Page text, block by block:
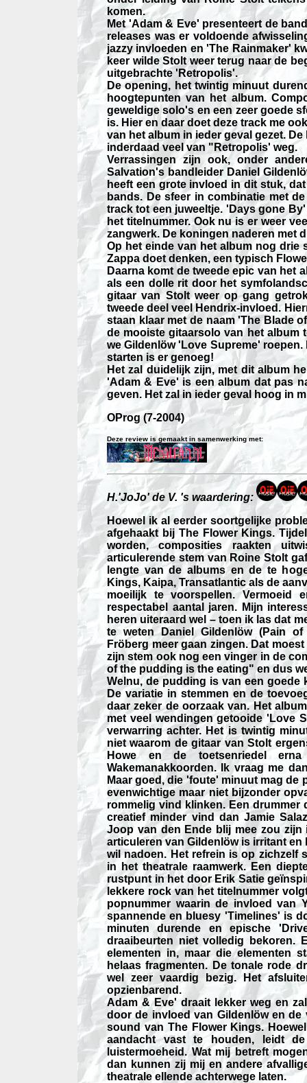
komen.
Met 'Adam & Eve' presenteert de
releases was er voldoende
jazzy invloeden en 'The Rainmaker'
keer wilde Stolt weer terug naar de
uitgebrachte 'Retropolis'.
De opening, het twintig minuut
hoogtepunten van het album.
geweldige solo's en een zeer goede
is. Hier en daar doet deze track me
van het album in ieder geval gezet.
inderdaad veel van "Retropolis' weg.
Verrassingen zijn ook, onder
Salvation's bandleider Daniel
heeft een grote invloed in dit stuk,
bands. De sfeer in combinatie met
track tot een juweeltje. 'Days gone
het titelnummer. Ook nu is er weer
zangwerk. De koningen naderen met
Op het einde van het album nog drie
Zappa doet denken, een typisch
Daarna komt de tweede epic van het
als een dolle rit door het
gitaar van Stolt weer op gang
tweede deel veel Hendrix-invloed.
staan klaar met de naam 'The Blade
de mooiste gitaarsolo van het album
we Gildenlöw 'Love Supreme'
starten is er genoeg!
Het zal duidelijk zijn, met dit album
'Adam & Eve' is een album dat pas
geven. Het zal in ieder geval hoog in
OProg (7-2004)
Deze review is gemaakt in samenwerking met:
H.'JoJo' de V. 's waardering:
Hoewel ik al eerder soortgelijke
afgehaakt bij The Fl ower Kings.
worden, composities raakten
articulerende stem van Roine Stolt
lengte van de albums en de te
Kings, Kaipa, Transatlantic als de
moeilijk te voorspellen.
respectabel aantal jaren. Mijn
heren uiteraard wel – toen ik las dat
te weten Daniel Gildenlöw (Pain
Fröberg meer gaan zingen. Dat
zijn stem ook nog een vinger in de
of the pudding is the eating" en dus
Welnu, de pudding is van een goede
De variatie in stemmen en de
daar zeker de oorzaak van. Het
met veel wendingen getooide 'Love
verwarring achter. Het is twintig
niet waarom de gitaar van Stolt
Howe en de toetsenriedel
Wakemanakkoorden. Ik vraag me
Maar goed, die 'foute' minuut mag
evenwichtige maar niet bijzonder
rommelig vind klinken. Een
creatief minder vind dan Jamie
Joop van den Ende blij mee zou zijn
articuleren van Gildenlöw is irritant
wil nadoen. Het refrein is op zichzelf
in het theatrale raamwerk. Een
rustpunt in het door Erik Satie
lekkere rock van het titelnummer
popnummer waarin de invloed van
spannende en bluesy 'Timelines' is
minuten durende en epische
draaibeurten niet volledig bekoren.
elementen in, maar die elementen
helaas fragmenten. De tonale rode
wel zeer vaardig bezig. Het
opzienbarend.
Adam & Eve' draait lekker weg en
door de invloed van Gildenlöw en
sound van The Flower Kings.
aandacht vast te houden, leidt
luistermoeheid. Wat mij betreft
dan kunnen zij mij en andere
theatrale ellende achterwege laten.